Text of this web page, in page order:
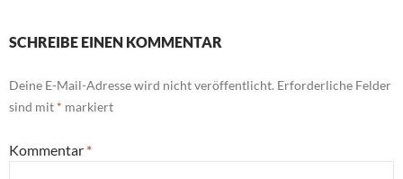
SCHREIBE EINEN KOMMENTAR
Deine E-Mail-Adresse wird nicht veröffentlicht. Erforderliche Felder
sind mit * markiert
Kommentar *